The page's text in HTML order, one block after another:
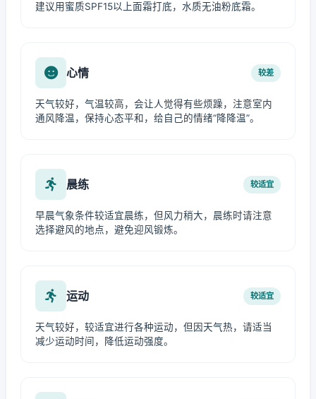
建议用蜜质SPF15以上面霜打底，水质无油粉底霜。
心情 较差
天气较好，气温较高，会让人觉得有些烦躁，注意室内
通风降温，保持心态平和，给自己的情绪“降降温”。
晨练 较适宜
早晨气象条件较适宜晨练，但风力稍大，晨练时请注意
选择避风的地点，避免迎风锻炼。
运动 较适宜
天气较好，较适宜进行各种运动，但因天气热，请适当
减少运动时间，降低运动强度。